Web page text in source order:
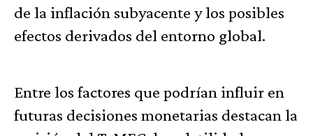
de la inflación subyacente y los posibles
efectos derivados del entorno global.
Entre los factores que podrían influir en
futuras decisiones monetarias destacan la